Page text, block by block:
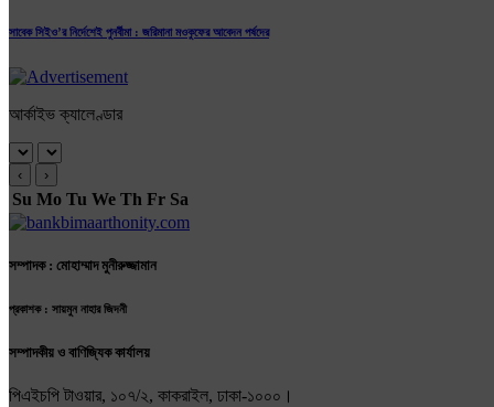
সাবেক সিইও’র নির্দেশেই পুনর্বীমা : জরিমানা মওকুফের আবেদন পর্ষদের
আর্কাইভ ক্যালেণ্ডার
‹ ›
Su Mo Tu We Th Fr Sa
সম্পাদক : মোহাম্মাদ মুনীরুজ্জামান
প্রকাশক : সায়মুন নাহার জিদনী
সম্পাদকীয় ও বাণিজ্যিক কার্যালয়
পিএইচপি টাওয়ার, ১০৭/২, কাকরাইল, ঢাকা-১০০০।